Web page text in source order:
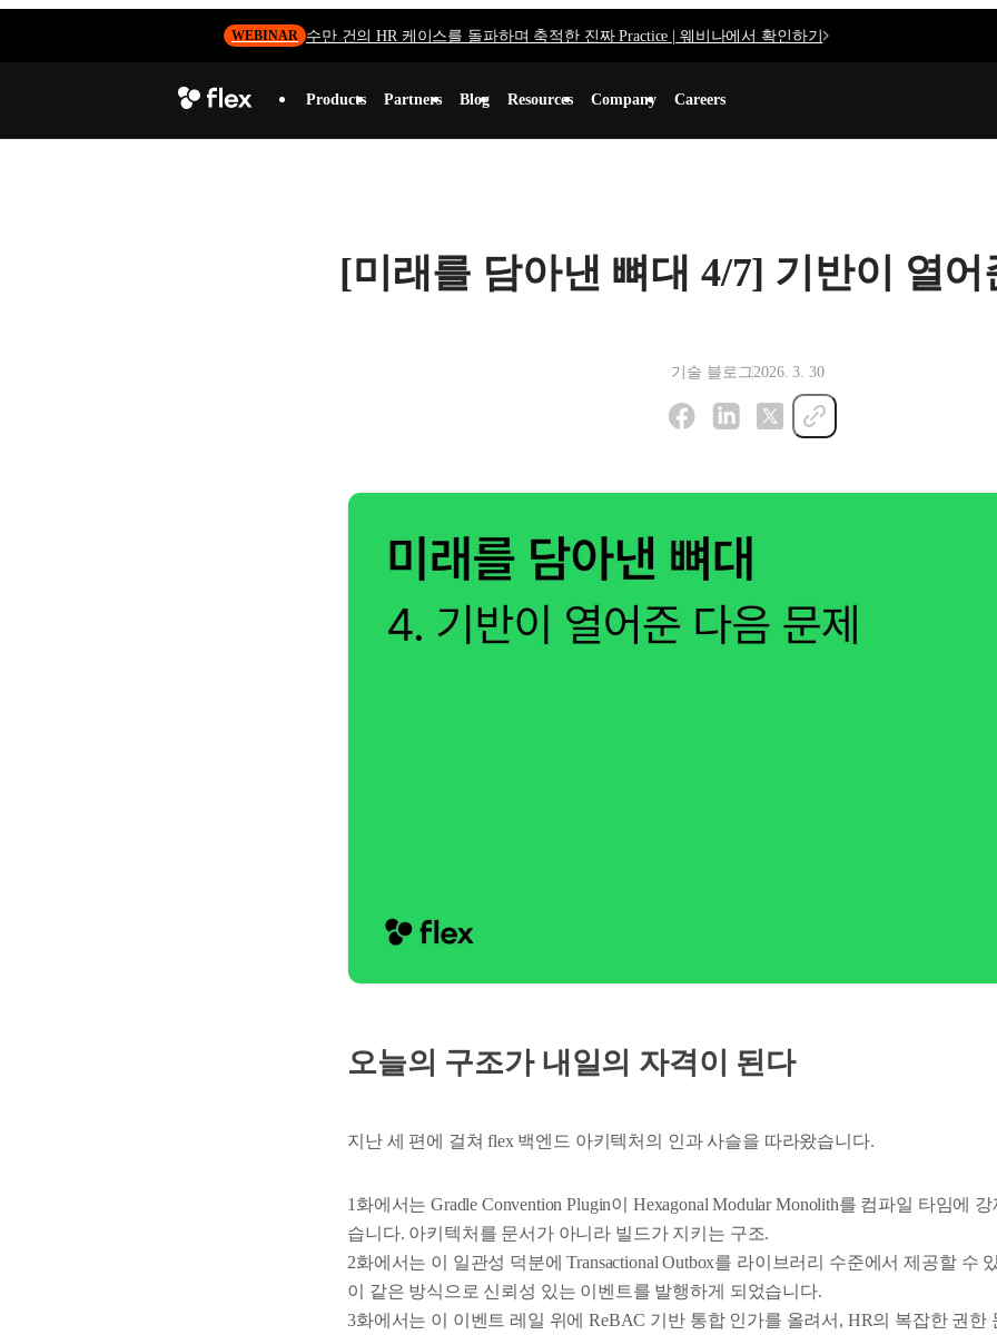
WEBINAR 수만 건의 HR 케이스를 돌파하며 축적한 진짜 Practice | 웨비나에서 확인하기
Products Partners Blog Resources Company Careers
[미래를 담아낸 뼈대 4/7] 기반이 열
기술 블로그2026. 3. 30
오늘의 구조가 내일의 자격이 된다
지난 세 편에 걸쳐 flex 백엔드 아키텍처의 인과 사슬을 따라왔습니다.
1화에서는 Gradle Convention Plugin이 Hexagonal Modular Monolith를 컴파일 타임에
습니다. 아키텍처를 문서가 아니라 빌드가 지키는 구조.
2화에서는 이 일관성 덕분에 Transactional Outbox를 라이브러리 수준에서 제공할 수
이 같은 방식으로 신뢰성 있는 이벤트를 발행하게 되었습니다.
3화에서는 이 이벤트 레일 위에 ReBAC 기반 통합 인가를 올려서, HR의 복잡한 권한